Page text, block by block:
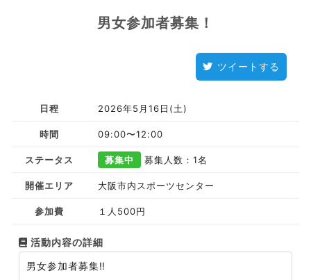
男女参加者募集！
ツイートする
日程 2026年5月16日(土)
時間 09:00〜12:00
ステータス 募集中 募集人数：1名
開催エリア 大阪市内スポーツセンター
参加費 １人500円
活動内容の詳細
男女参加者募集‼️